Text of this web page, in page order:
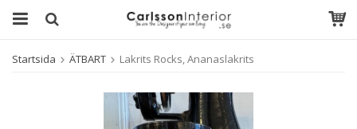
Startsida ÄTBART Lakrits Rocks, Ananaslakrits